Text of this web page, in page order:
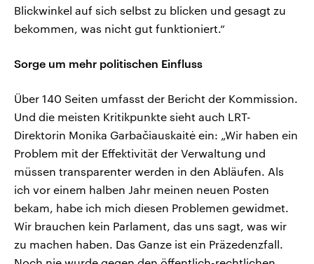
Blickwinkel auf sich selbst zu blicken und gesagt zu
bekommen, was nicht gut funktioniert.“
Sorge um mehr politischen Einfluss
Über 140 Seiten umfasst der Bericht der Kommission.
Und die meisten Kritikpunkte sieht auch LRT-
Direktorin Monika Garbačiauskaitė ein: „Wir haben ein
Problem mit der Effektivität der Verwaltung und
müssen transparenter werden in den Abläufen. Als
ich vor einem halben Jahr meinen neuen Posten
bekam, habe ich mich diesen Problemen gewidmet.
Wir brauchen kein Parlament, das uns sagt, was wir
zu machen haben. Das Ganze ist ein Präzedenzfall.